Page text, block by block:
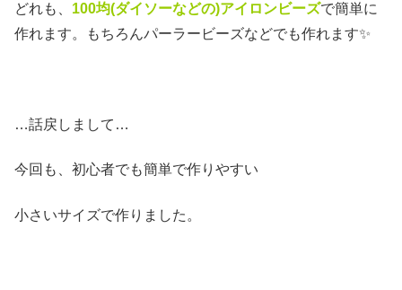
どれも、 100均(ダイソーなどの)アイロンビーズで簡単に
作れます。もちろんパーラービーズなどでも作れます✨
…話戻しまして…
今回も、初心者でも簡単で作りやすい
小さいサイズで作りました。